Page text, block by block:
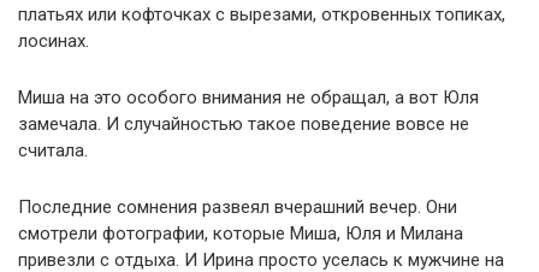
платьях или кофточках с вырезами, откровенных топиках,
лосинах.
Миша на это особого внимания не обращал, а вот Юля
замечала. И случайностью такое поведение вовсе не
считала.
Последние сомнения развеял вчерашний вечер. Они
смотрели фотографии, которые Миша, Юля и Милана
привезли с отдыха. И Ирина просто уселась к мужчине на